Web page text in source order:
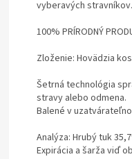
vyberavých stravníkov.
100% PRÍRODNÝ
Zloženie: Hovädzia
Šetrná technológia
stravy alebo odmena.
Balené v
Analýza: Hrubý tuk
Expirácia a šarža viď